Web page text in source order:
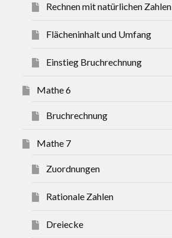
Rechnen mit natürlichen Zahlen
Flächeninhalt und Umfang
Einstieg Bruchrechnung
Mathe 6
Bruchrechnung
Mathe 7
Zuordnungen
Rationale Zahlen
Dreiecke